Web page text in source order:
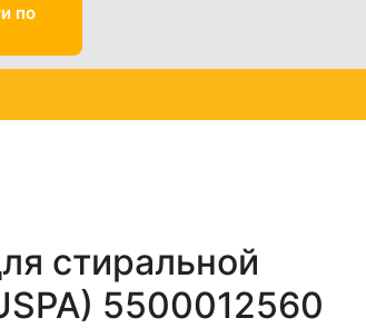
по
стиральной
5500012560